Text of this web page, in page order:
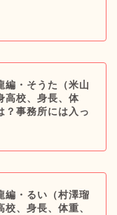
編・そうた（米山
高校、身長、体
？事務所には入っ
編・るい（村澤瑠
校、身長、体重、